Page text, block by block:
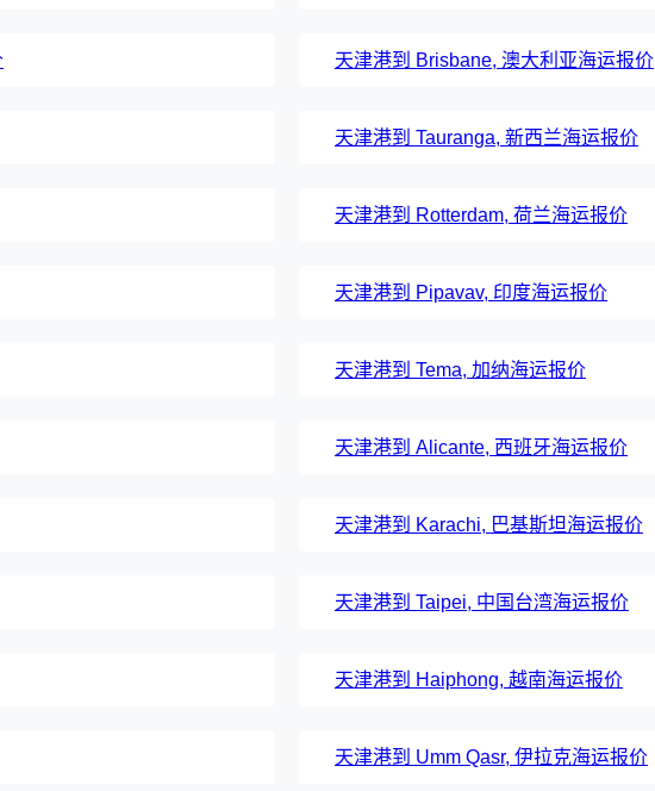
天津港到 Brisbane, 澳大利亚海运报价
天津港到 Tauranga, 新西兰海运报价
天津港到 Rotterdam, 荷兰海运报价
天津港到 Pipavav, 印度海运报价
天津港到 Tema, 加纳海运报价
天津港到 Alicante, 西班牙海运报价
天津港到 Karachi, 巴基斯坦海运报价
天津港到 Taipei, 中国台湾海运报价
天津港到 Haiphong, 越南海运报价
天津港到 Umm Qasr, 伊拉克海运报价